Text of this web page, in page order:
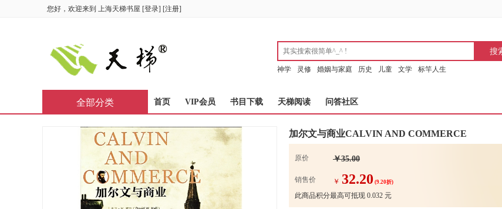
您好，欢迎来到 上海天梯书屋 [登录] [注册]
神学 灵修 婚姻与家庭 历史 儿童 文学 标竿人生
首页 VIP会员 书目下载 天梯阅读 问答社区
全部分类
加尔文与商业CALVIN AND COMMERCE
原价 ￥35.00
销售价 ￥ 32.20 (9.20折)
此商品积分最高可抵现 0.032 元